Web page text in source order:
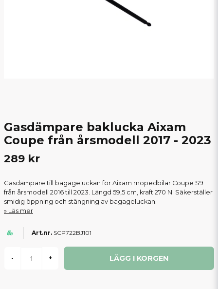
Gasdämpare baklucka Aixam
Coupe från årsmodell 2017 - 2023
289 kr
Gasdämpare till bagageluckan för Aixam mopedbilar Coupe S9
från årsmodell 2016 till 2023. Längd 59,5 cm, kraft 270 N. Säkerställer
smidig öppning och stängning av bagageluckan.
Läs mer
SCP722BJ101
- + LÄGG I KORGEN